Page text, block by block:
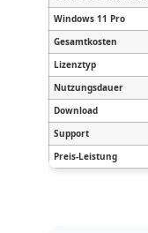
Windows 11 Pro
Gesamtkosten
Lizenztyp
Nutzungsdauer
Download
Support
Preis-Leistung